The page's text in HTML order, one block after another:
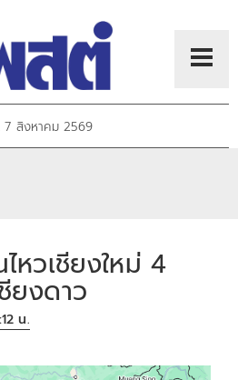
7 สิงหาคม 2569
หวเชียงใหม่ 4
ยงดาว
น.